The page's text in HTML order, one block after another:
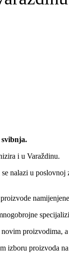
i u Varaždinu.
nalazi u
proizvodima,
izboru proizvoda